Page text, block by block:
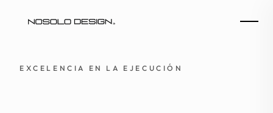
EXCELENCIA EN LA EJECUCIÓN